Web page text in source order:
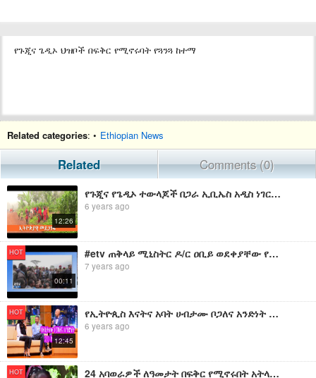
የጉጂና ጌዲኦ ህዝቦች በፍቅር የሚኖሩባት የጓንጓ ከተማ
Related categories: • Ethiopian News
Related Comments (0)
12:26
የጉጂና የጌዲኦ ተውላጆች በጋራ ኢቢኤስ አዲስ ነገር EBS What's New September 16
6 years ago
HOT
00:11
#etv ጠቅላይ ሚኒስትር ዶ/ር ዐቢይ ወደቀያቸው የተመለሱ የጉጂና የጌዴኦ ማኅበረሰብ አባላትን አነጋገሩ፡፡
7 years ago
HOT
12:45
የኢትዮጲስ እናትና አባት ሀብታሙ ቦጋለና አንድነት 20 አመት በፍቅር | Part 1
6 years ago
HOT 24 አባወራዎች ለዓመታት በፍቅር የሚኖሩበት አትላስ አከባቢ የሚገኘው 168 ግቢ